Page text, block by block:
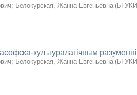
; Белокурская, Жанна Евгеньевна (БГУКИ
культуралагічным разуменні
; Белокурская, Жанна Евгеньевна (БГУКИ